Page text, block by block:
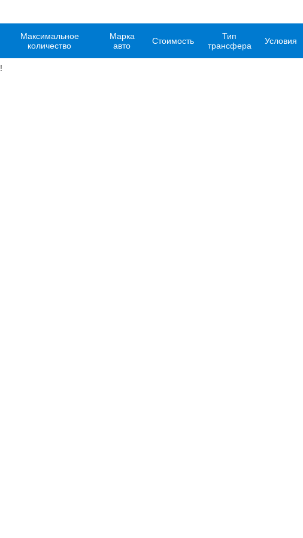
Максимальное
количество
Марка
авто
Стоимость
Тип
трансфера
Условия
!